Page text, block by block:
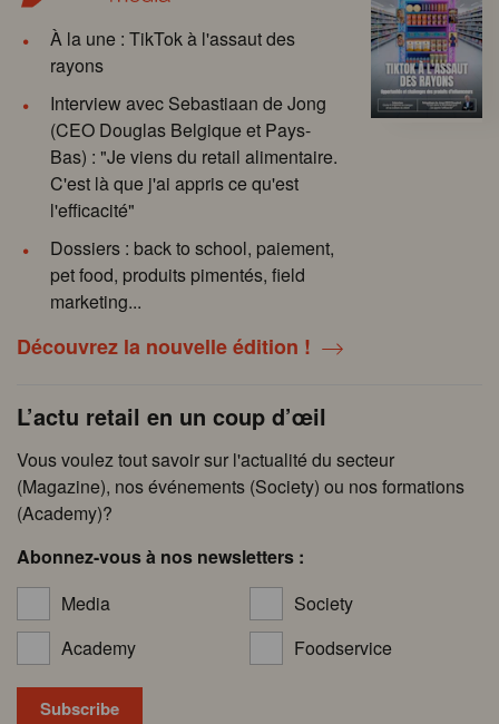
À la une : TikTok à l'assaut des
rayons
Interview avec Sebastiaan de Jong
(CEO Douglas Belgique et Pays-
Bas) : "Je viens du retail alimentaire.
C'est là que j'ai appris ce qu'est
l'efficacité"
Dossiers : back to school, paiement,
pet food, produits pimentés, field
marketing...
Découvrez la nouvelle édition !
L’actu retail en un coup d’œil
Vous voulez tout savoir sur l'actualité du secteur
(Magazine), nos événements (Society) ou nos formations
(Academy)?
Abonnez-vous à nos newsletters :
Media
Society
Academy
Foodservice